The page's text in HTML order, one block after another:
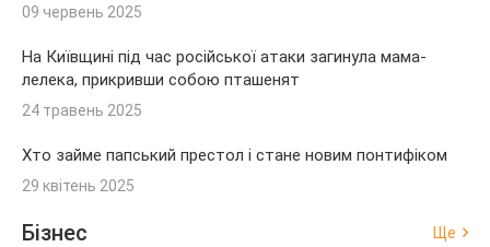
09 червень 2025
На Київщині під час російської атаки загинула мама-
лелека, прикривши собою пташенят
24 травень 2025
Хто займе папський престол і стане новим понтифіком
29 квітень 2025
Бізнес Ще